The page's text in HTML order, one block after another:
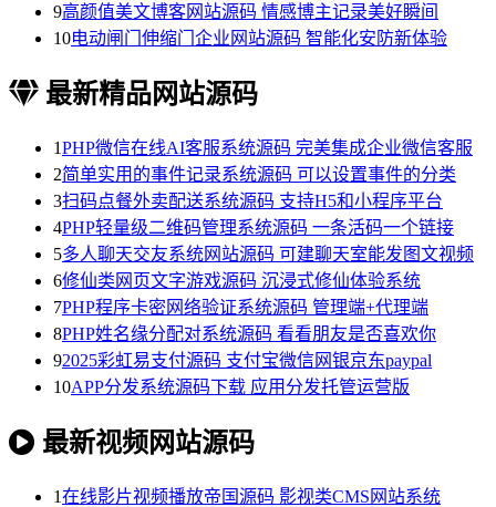
9高颜值美文博客网站源码 情感博主记录美好瞬间
10电动闸门伸缩门企业网站源码 智能化安防新体验
最新精品网站源码
1PHP微信在线AI客服系统源码 完美集成企业微信客服
2简单实用的事件记录系统源码 可以设置事件的分类
3扫码点餐外卖配送系统源码 支持H5和小程序平台
4PHP轻量级二维码管理系统源码 一条活码一个链接
5多人聊天交友系统网站源码 可建聊天室能发图文视频
6修仙类网页文字游戏源码 沉浸式修仙体验系统
7PHP程序卡密网络验证系统源码 管理端+代理端
8PHP姓名缘分配对系统源码 看看朋友是否喜欢你
92025彩虹易支付源码 支付宝微信网银京东paypal
10APP分发系统源码下载 应用分发托管运营版
最新视频网站源码
1在线影片视频播放帝国源码 影视类CMS网站系统